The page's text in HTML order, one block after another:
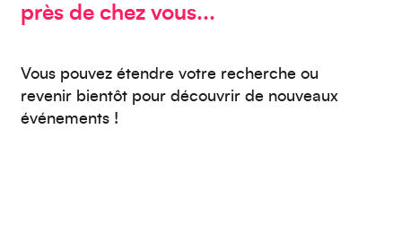
près de chez vous...
Vous pouvez étendre votre recherche ou
revenir bientôt pour découvrir de nouveaux
événements !
Amérique du Sud